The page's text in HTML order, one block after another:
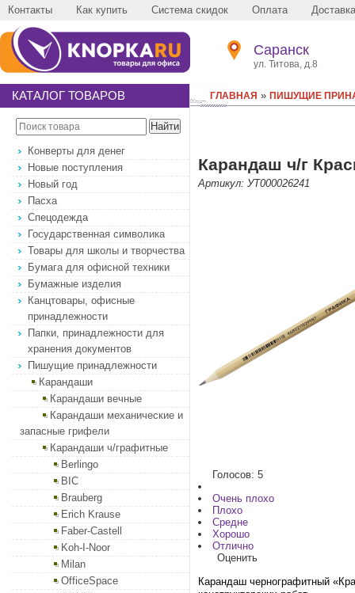
Контакты Как купить Система скидок Оплата Доставка
Саранск
ул. Титова, д.8
КАТАЛОГ ТОВАРОВ
Конверты для денег
Новые поступления
Новый год
Пасха
Спецодежда
Государственная символика
Товары для школы и творчества
Бумага для офисной техники
Бумажные изделия
Канцтовары, офисные
принадлежности
Папки, принадлежности для
хранения документов
Пишущие принадлежности
Карандаши
Карандаши вечные
Карандаши механические и
запасные грифели
Карандаши ч/графитные
Berlingo
BIC
Brauberg
Erich Krause
Faber-Castell
Koh-I-Noor
Milan
OfficeSpace
ГЛАВНАЯ » ПИШУЩИЕ
Карандаш ч/г
Артикул: УТ000026241
Голосов: 5
Очень плохо
Плохо
Средне
Хорошо
Отлично
Оценить
Карандаш чернографитный